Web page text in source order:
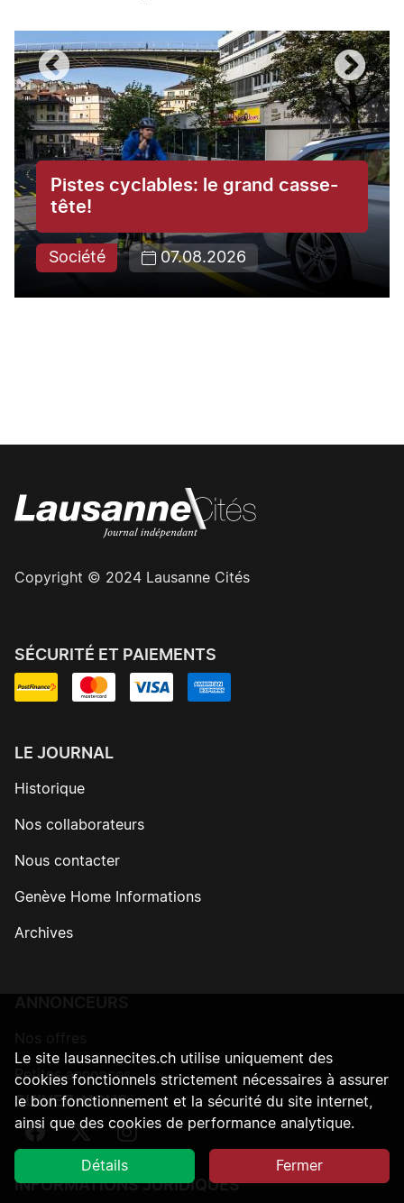
Pistes cyclables: le grand casse-
tête!
Société 07.08.2026
Copyright © 2024 Lausanne Cités
SÉCURITÉ ET PAIEMENTS
LE JOURNAL
Historique
Nos collaborateurs
Nous contacter
Genève Home Informations
Archives
Petites annonces
SUIVEZ-NOUS
Suivez-nous sur Facebook
Suivez-nous sur Twitter
Suivez-nous sur Instagram
INFORMATIONS JURIDIQUES
Le site lausannecites.ch utilise uniquement des
cookies fonctionnels strictement nécessaires à assurer
le bon fonctionnement et la sécurité du site internet,
ainsi que des cookies de performance analytique.
Détails Fermer